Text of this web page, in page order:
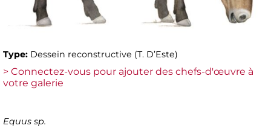
Type: Dessein reconstructive (T. D’Este)
> Connectez-vous pour ajouter des chefs-d'œuvre à
votre galerie
Equus sp.